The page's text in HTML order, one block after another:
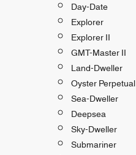
Day-Date
Explorer
Explorer II
GMT-Master II
Land-Dweller
Oyster Perpetual
Sea-Dweller
Deepsea
Sky-Dweller
Submariner